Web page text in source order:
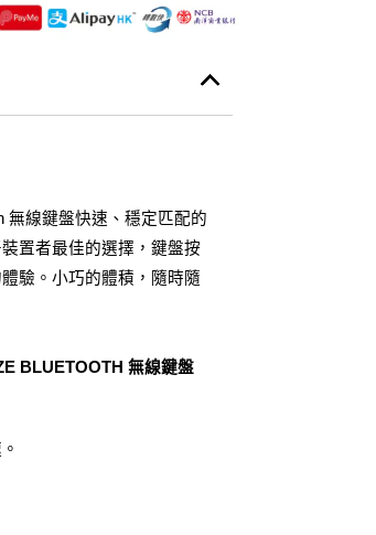
無線鍵盤快速、穩定匹配的
置者最佳的選擇，鍵盤按
驗。小巧的體積，隨時隨
BLUETOOTH 無線鍵盤